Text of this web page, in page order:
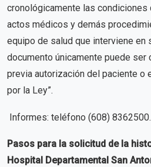
cronológicamente las
actos médicos y demás
equipo de salud que interviene en
documento únicamente puede ser
previa autorización del paciente o
por la Ley”.
Informes: teléfono (608)
Pasos para la solicitud de la
Hospital Departamental San